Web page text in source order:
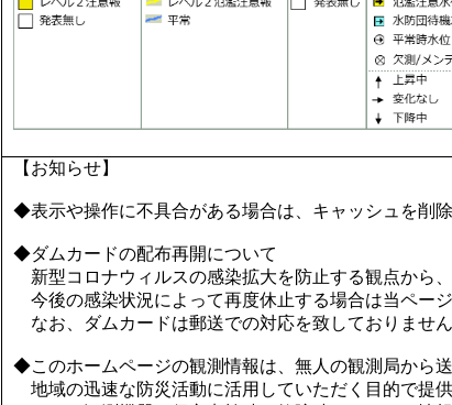
【お知らせ】
◆表示や操作に不具合がある場合は、キャッシュを削
◆ダムカードの配布再開について
新型コロナウィルスの感染拡大を防止する観点から
今後の感染状況によって再度休止する場合は当ページ
なお、ダムカードは郵送での対応を致しておりませ
◆このホームページの観測情報は、無人の観測局から
地域の迅速な防災活動に活用していただく目的で提供